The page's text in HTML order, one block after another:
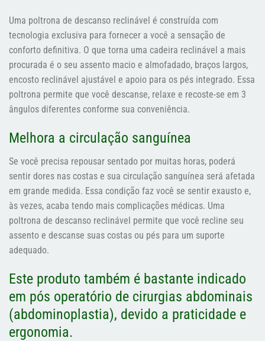
Uma poltrona de descanso reclinável é construída com
tecnologia exclusiva para fornecer a você a sensação de
conforto definitiva. O que torna uma cadeira reclinável a mais
procurada é o seu assento macio e almofadado, braços largos,
encosto reclinável ajustável e apoio para os pés integrado. Essa
poltrona permite que você descanse, relaxe e recoste-se em 3
ângulos diferentes conforme sua conveniência.
Melhora a circulação sanguínea
Se você precisa repousar sentado por muitas horas, poderá
sentir dores nas costas e sua circulação sanguínea será afetada
em grande medida. Essa condição faz você se sentir exausto e,
às vezes, acaba tendo mais complicações médicas. Uma
poltrona de descanso reclinável permite que você recline seu
assento e descanse suas costas ou pés para um suporte
adequado.
Este produto também é bastante indicado
em pós operatório de cirurgias abdominais
(abdominoplastia), devido a praticidade e
ergonomia.